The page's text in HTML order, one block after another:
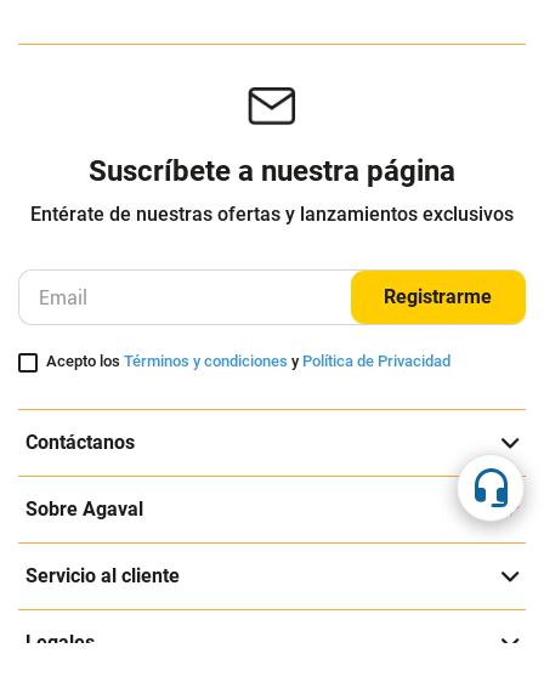
Suscríbete a nuestra página
Entérate de nuestras ofertas y lanzamientos exclusivos
Registrarme
Acepto losTérminos y condiciones y Política de Privacidad
Contáctanos
Sobre Agaval
Servicio al cliente
Legales